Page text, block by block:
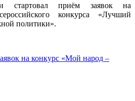
стартовал приём заявок на
конкурса «Лучший
политики».